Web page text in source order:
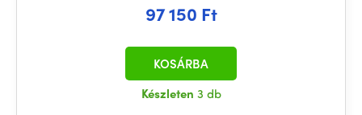
97 150 Ft
Készleten 3 db
KOSÁRBA